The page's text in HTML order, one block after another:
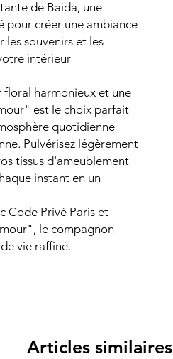
de Baida, une
pour créer une ambiance
les souvenirs et les
intérieur
harmonieux et une
est le choix parfait
quotidienne
Pulvérisez légèrement
tissus d'ameublement
instant en un
Code Privé Paris et
le compagnon
vie raffiné.
Articles similaires